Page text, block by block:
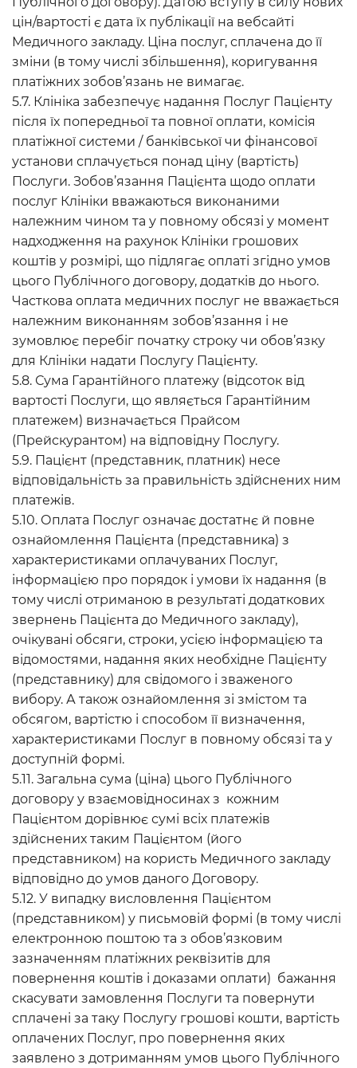
цін/вартості є дата їх публікації на вебсайті
Медичного закладу. Ціна послуг, сплачена до її
зміни (в тому числі збільшення), коригування
платіжних зобов’язань не вимагає.
5.7. Клініка забезпечує надання Послуг Пацієнту
після їх попередньої та повної оплати, комісія
платіжної системи / банківської чи фінансової
установи сплачується понад ціну (вартість)
Послуги. Зобов’язання Пацієнта щодо оплати
послуг Клініки вважаються виконаними
належним чином та у повному обсязі у момент
надходження на рахунок Клініки грошових
коштів у розмірі, що підлягає оплаті згідно умов
цього Публічного договору, додатків до нього.
Часткова оплата медичних послуг не вважається
належним виконанням зобов’язання і не
зумовлює перебіг початку строку чи обов’язку
для Клініки надати Послугу Пацієнту.
5.8. Сума Гарантійного платежу (відсоток від
вартості Послуги, що являється Гарантійним
платежем) визначається Прайсом
(Прейскурантом) на відповідну Послугу.
5.9. Пацієнт (представник, платник) несе
відповідальність за правильність здійснених ним
платежів.
5.10. Оплата Послуг означає достатнє й повне
ознайомлення Пацієнта (представника) з
характеристиками оплачуваних Послуг,
інформацією про порядок і умови їх надання (в
тому числі отриманою в результаті додаткових
звернень Пацієнта до Медичного закладу),
очікувані обсяги, строки, усією інформацією та
відомостями, надання яких необхідне Пацієнту
(представнику) для свідомого і зваженого
вибору. А також ознайомлення зі змістом та
обсягом, вартістю і способом її визначення,
характеристиками Послуг в повному обсязі та у
доступній формі.
5.11. Загальна сума (ціна) цього Публічного
договору у взаємовідносинах з кожним
Пацієнтом дорівнює сумі всіх платежів
здійснених таким Пацієнтом (його
представником) на користь Медичного закладу
відповідно до умов даного Договору.
5.12. У випадку висловлення Пацієнтом
(представником) у письмовій формі (в тому числі
електронною поштою та з обов’язковим
зазначенням платіжних реквізитів для
повернення коштів і доказами оплати) бажання
скасувати замовлення Послуги та повернути
сплачені за таку Послугу грошові кошти, вартість
оплачених Послуг, про повернення яких
заявлено з дотриманням умов цього Публічного